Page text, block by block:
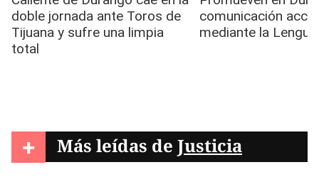
+ Más leídas de Justicia